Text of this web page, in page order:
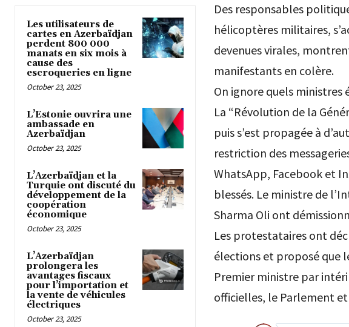
Les utilisateurs de
cartes en Azerbaïdjan
perdent 800 000
manats en six mois à
cause des
escroqueries en ligne
October 23, 2025
L’Estonie ouvrira une
ambassade en
Azerbaïdjan
October 23, 2025
L’Azerbaïdjan et la
Turquie ont discuté du
développement de la
coopération
économique
October 23, 2025
L’Azerbaïdjan
prolongera les
avantages fiscaux
pour l’importation et
la vente de véhicules
électriques
October 23, 2025
Des responsables
hélicoptères militaires,
devenues virales,
manifestants en colère.
On ignore quels ministres
La “Révolution de la
puis s’est propagée à
restriction des
WhatsApp, Facebook et
blessés. Le ministre de
Sharma Oli ont
Les protestataires ont
élections et proposé que
Premier ministre par
officielles, le Parlement